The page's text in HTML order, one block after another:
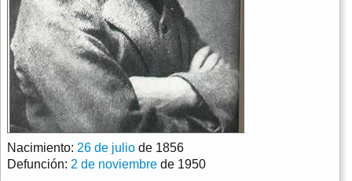
Nacimiento: 26 de julio de 1856
Defunción: 2 de noviembre de 1950